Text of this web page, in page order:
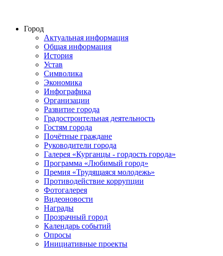
Город
Актуальная информация
Общая информация
История
Устав
Символика
Экономика
Инфографика
Организации
Развитие города
Градостроительная деятельность
Гостям города
Почётные граждане
Руководители города
Галерея «Курганцы - гордость города»
Программа «Любимый город»
Премия «Трудящаяся молодежь»
Противодействие коррупции
Фотогалерея
Видеоновости
Награды
Прозрачный город
Календарь событий
Опросы
Инициативные проекты